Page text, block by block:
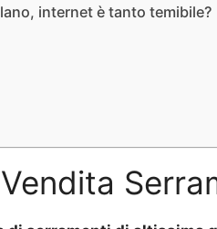
internet è tanto temibile?
Vendita